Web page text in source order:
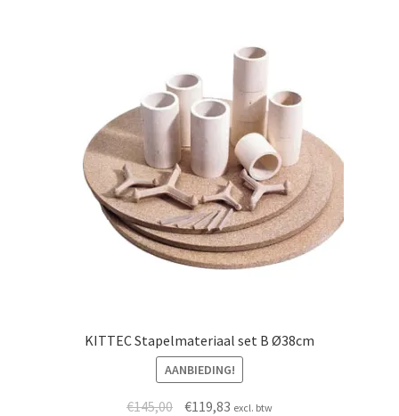
KITTEC Stapelmateriaal set B Ø38cm
AANBIEDING!
€145,00 Oorspronkelijke prijs was: €145,00.
€119,83Huidige prijs is: €119,83.
excl. btw